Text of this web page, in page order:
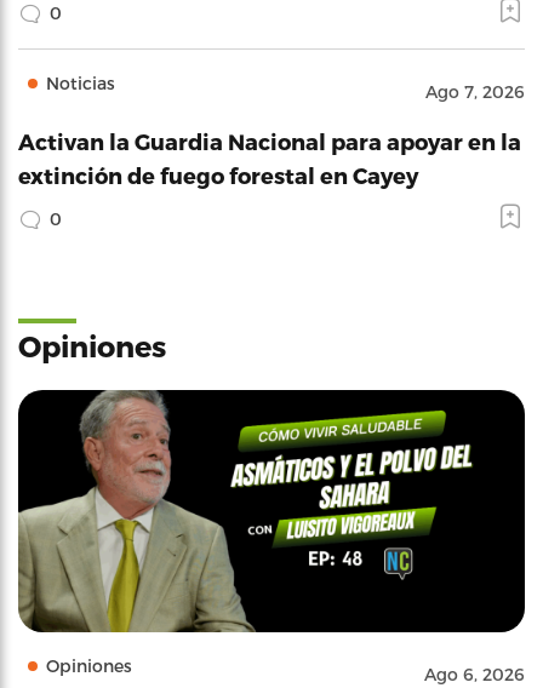
0
Noticias Ago 7, 2026
Activan la Guardia Nacional para apoyar en la
extinción de fuego forestal en Cayey
0
Opiniones
Opiniones Ago 6, 2026